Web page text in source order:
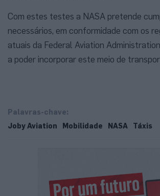
Com estes testes a NASA pretende
necessários, em conformidade com os
atuais da Federal Aviation
a poder incorporar este meio de
Palavras-chave:
Joby Aviation
Mobilidade NASA Táxis